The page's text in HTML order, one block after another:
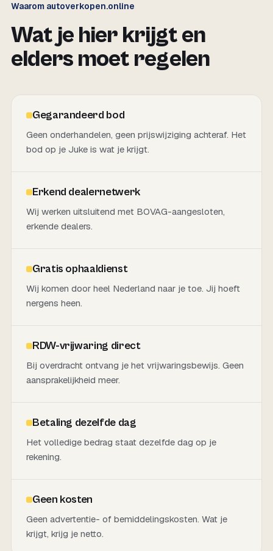
Waarom autoverkopen.online
Wat je hier krijgt en
elders moet regelen
Gegarandeerd bod
Geen onderhandelen, geen prijswijziging achteraf. Het
bod op je Juke is wat je krijgt.
Erkend dealernetwerk
Wij werken uitsluitend met BOVAG-aangesloten,
erkende dealers.
Gratis ophaaldienst
Wij komen door heel Nederland naar je toe. Jij hoeft
nergens heen.
RDW-vrijwaring direct
Bij overdracht ontvang je het vrijwaringsbewijs. Geen
aansprakelijkheid meer.
Betaling dezelfde dag
Het volledige bedrag staat dezelfde dag op je
rekening.
Geen kosten
Geen advertentie- of bemiddelingskosten. Wat je
krijgt, krijg je netto.